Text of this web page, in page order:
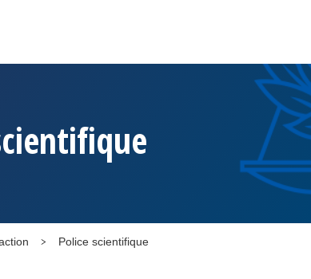
Police scientifique